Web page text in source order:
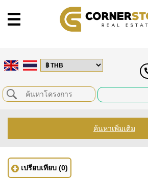
ค้นหาเพิ่มเติม
เปรียบเทียบ (0)